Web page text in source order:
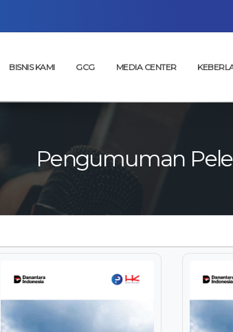
BISNIS KAMI GCG MEDIA CENTER
Pengumuman